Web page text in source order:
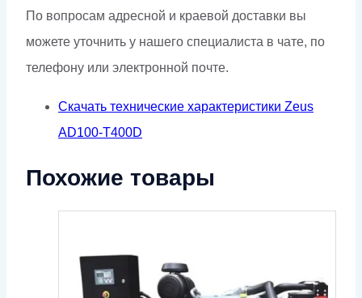
По вопросам адресной и краевой доставки вы
можете уточнить у нашего специалиста в чате, по
телефону или электронной почте.
Скачать технические характеристики Zeus
AD100-T400D
Похожие товары